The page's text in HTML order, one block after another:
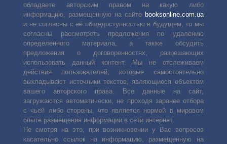
обладаете авторским правом на какую либо
информацию, размещенную на сайте booksonline.com.ua
и не согласны с её общедоступностью в будущем, то мы
согласны рассмотреть предложения по удалению
определенного материала, а также обсудить
предложения о договоренностях, разрешающих
использовать данный контент. Мы не отслеживаем
действия пользователей, которые самостоятельно
выкладывают источники текстов, являющиеся объектом
вашего авторского права. Все данные на сайт,
загружаются автоматически, не проходя заранее отбора
с чьей либо стороны, что является нормой в мировом
опыте размещения информации в сети интернет.
Не смотря на это, при возникновении у Вас вопросов
касательно ссылок на информацию, размещенную на